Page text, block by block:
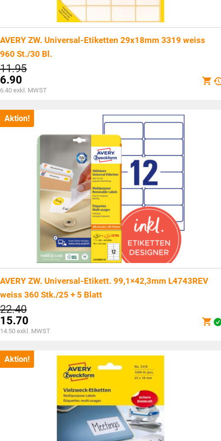
AVERY ZW. Universal-Etiketten 29x18mm 3319 weiss
960 St./30 Bl.
11.95Ursprünglicher
war:
CHF11.95
6.90
Aktueller
ist:
CHF6.90.
6.40 exkl. MWST
Aktion!
AVERY ZW. Universal-Etikett. 99,1×42,3mm L4743REV
weiss 360 Stk./25 + 5 Blatt
22.40Ursprünglicher
Preis
war:
CHF22.40
15.70
Aktueller
ist:
CHF15.70.
14.50 exkl. MWST
Aktion!